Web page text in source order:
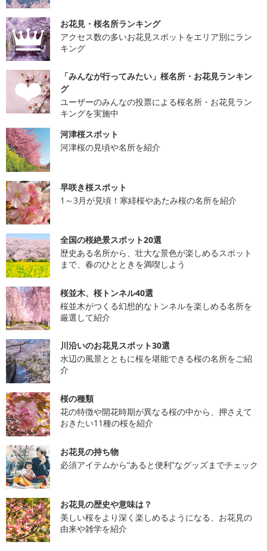
お花見・桜名所ランキング
アクセス数の多いお花見スポットをエリア別にラン
キング
「みんなが行ってみたい」桜名所・お花見ランキン
グ
ユーザーのみんなの投票による桜名所・お花見ラン
キングを実施中
河津桜スポット
河津桜の見頃や名所を紹介
早咲き桜スポット
1～3月が見頃！寒緋桜やあたみ桜の名所を紹介
全国の桜絶景スポット20選
歴史ある名所から、壮大な景色が楽しめるスポット
まで、春のひとときを満喫しよう
桜並木、桜トンネル40選
桜並木がつくる幻想的なトンネルを楽しめる名所を
厳選して紹介
川沿いのお花見スポット30選
水辺の風景とともに桜を堪能できる桜の名所をご紹
介
桜の種類
花の特徴や開花時期が異なる桜の中から、押さえて
おきたい11種の桜を紹介
お花見の持ち物
必須アイテムから“あると便利”なグッズまでチェック
お花見の歴史や意味は？
美しい桜をより深く楽しめるようになる、お花見の
由来や雑学を紹介